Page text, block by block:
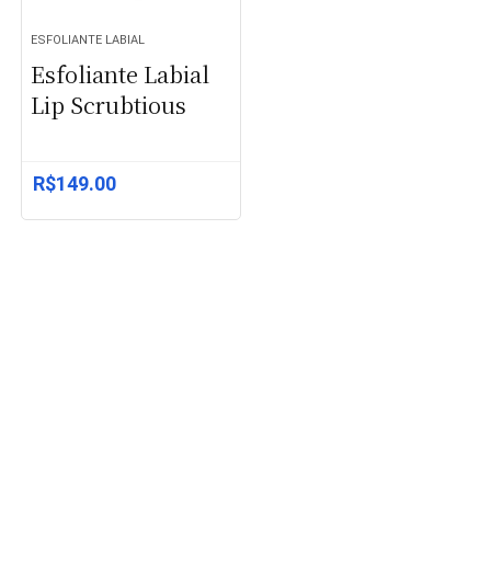
ESFOLIANTE LABIAL
Esfoliante Labial
Lip Scrubtious
R$149.00